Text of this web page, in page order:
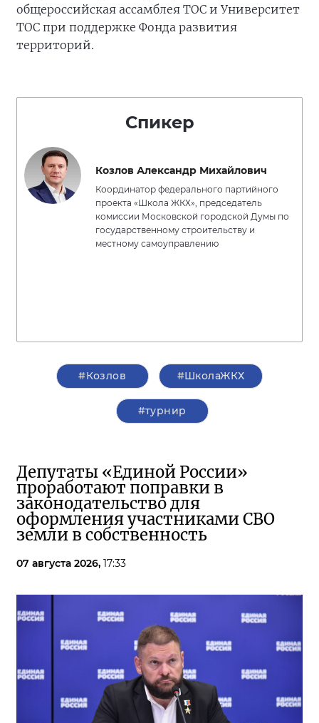
общероссийская ассамблея ТОС и Университет
ТОС при поддержке Фонда развития
территорий.
Спикер
Козлов Александр Михайлович
Координатор федерального партийного
проекта «Школа ЖКХ», председатель
комиссии Московской городской Думы по
государственному строительству и
местному самоуправлению
#Козлов #ШколаЖКХ
#турнир
Депутаты «Единой России»
проработают поправки в
законодательство для
оформления участниками СВО
земли в собственность
07 августа 2026, 17:33